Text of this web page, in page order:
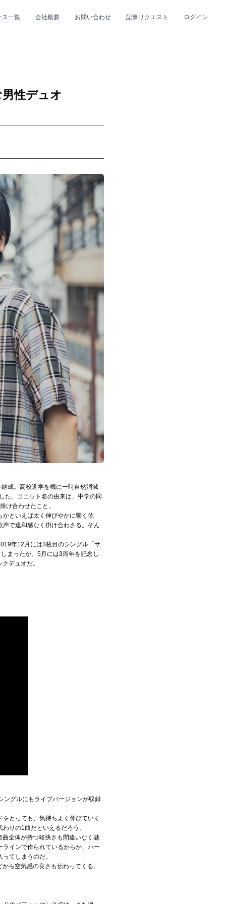
ス一覧 会社概要 お問い合わせ 記事リクエスト ログイン
#R&B/ソウル
性デュオ
成。高校進学を機に一時自然消滅
た。ユニット名の由来は、中学の同
け合わせたこと。
といえば太く伸びやかに響く佐
で違和感なく掛け合わさる。そん
年12月には3枚目のシングル「サ
まったが、5月には3周年を記念し
デュオだ。
ングルにもライブバージョンが収録
とっても、気持ちよく伸びていく
りの1曲だといえるだろう。
全体が持つ軽快さも間違いなく魅
インで作られているからか、ハー
てしまうのだ。
ら空気感の良さも伝わってくる。